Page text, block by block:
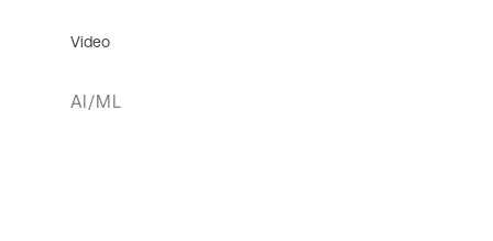
Video
AI/ML